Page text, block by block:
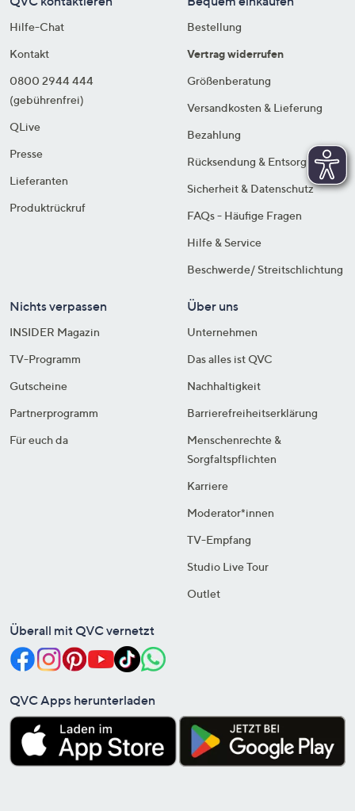
Hilfe-Chat
Kontakt
0800 2944 444
(gebührenfrei)
QLive
Presse
Lieferanten
Produktrückruf
Bestellung
Vertrag widerrufen
Größenberatung
Versandkosten & Lieferung
Bezahlung
Rücksendung & Entsorgung
Sicherheit & Datenschutz
FAQs - Häufige Fragen
Hilfe & Service
Beschwerde/ Streitschlichtung
Nichts verpassen
INSIDER Magazin
TV-Programm
Gutscheine
Partnerprogramm
Für euch da
Über uns
Unternehmen
Das alles ist QVC
Nachhaltigkeit
Barrierefreiheitserklärung
Menschenrechte &
Sorgfaltspflichten
Karriere
Moderator*innen
TV-Empfang
Studio Live Tour
Outlet
Überall mit QVC vernetzt
QVC Apps herunterladen